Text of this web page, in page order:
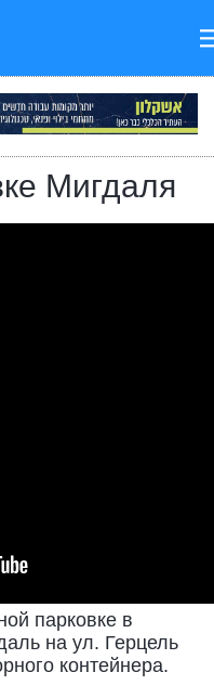
Мигдаля
парковке в
на ул. Герцель
контейнера.